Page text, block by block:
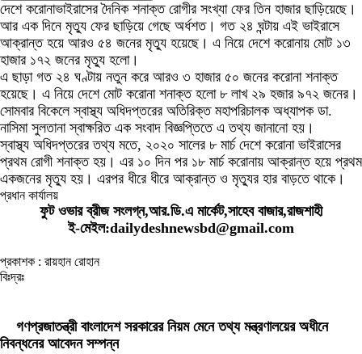
দেশে করোনাভাইরাসের দৈনিক শনাক্ত রোগীর সংখ্যা ফের তিন হাজার ছাড়িয়েছে।
আর এক দিনে মৃত্যু ফের ছাড়িয়ে গেছে অর্ধশত। গত ২৪ ঘন্টায় এই ভাইরাসে
আক্রান্ত হয়ে আরও ৫৪ জনের মৃত্যু হয়েছে। এ নিয়ে দেশে করোনায় মোট ১৩
হাজার ১৭২ জনের মৃত্যু হলো।
এ ছাড়া গত ২৪ ঘণ্টায় নতুন করে আরও ৩ হাজার ৫০ জনের করোনা শনাক্ত
হয়েছে। এ নিয়ে দেশে মোট করোনা শনাক্ত হলো ৮ লাখ ২৯ হজার ৯৭২ জনের।
সোমবার বিকেলে স্বাস্থ্য অধিদপ্তরের অতিরিক্ত মহাপরিচালক অধ্যাপক ডা.
নাসিমা সুলতানা স্বাক্ষরিত এক সংবাদ বিজ্ঞপ্তিতে এ তথ্য জানানো হয়।
স্বাস্থ্য অধিদপ্তরের তথ্য মতে, ২০২০ সালের ৮ মার্চ দেশে করোনা ভাইরাসের
প্রথম রোগী শনাক্ত হয়। এর ১০ দিন পর ১৮ মার্চ করোনায় আক্রান্ত হয়ে প্রথম
একজনের মৃত্যু হয়। এরপর ধীরে ধীরে আক্রান্ত ও মৃত্যুর হার বাড়তে থাকে।
প্রধান কার্যালয়
ফুট ওভার ব্রীজ সংলগ্ন,আর.ডি.এ মার্কেট,সাহেব বাজার,রাজশাহী
ই-মেইল:dailydeshnewsbd@gmail.com
প্রকাশক : রায়হান রোহান
বিঃদ্রঃ
গণপ্রজাতন্ত্রী বাংলাদেশ সরকারের নিয়ম মেনে তথ্য মন্ত্রণালয়ের অধীনে
নিবন্ধনের আবেদন সম্পন্ন